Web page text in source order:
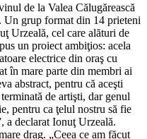
de la Valea Călugărească
Un grup format din 14 prieteni
Urzeală, cel care alături de
un proiect ambiţios: acela
electrice din oraş cu
în mare parte din membri ai
abstract, pentru că aceşti
de artişti, dar genul
pentru ca ţelul nostru să fie
a declarat Ionuţ Urzeală.
drag. „Ceea ce am făcut